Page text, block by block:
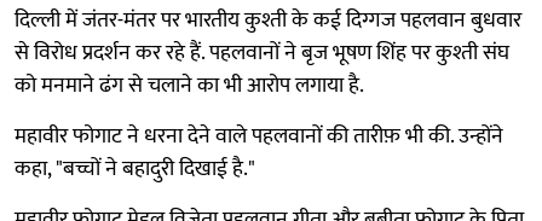
दिल्ली में जंतर-मंतर पर भारतीय कुश्ती के कई दिग्गज पहलवान बुधवार
से विरोध प्रदर्शन कर रहे हैं. पहलवानों ने बृज भूषण शिंह पर कुश्ती संघ
को मनमाने ढंग से चलाने का भी आरोप लगाया है.
महावीर फोगाट ने धरना देने वाले पहलवानों की तारीफ़ भी की. उन्होंने
कहा, "बच्चों ने बहादुरी दिखाई है."